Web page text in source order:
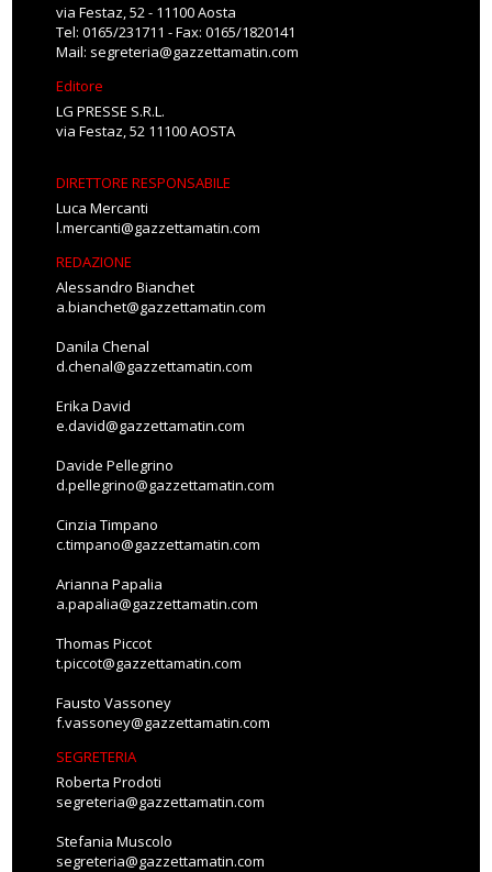
via Festaz, 52 - 11100 Aosta
Tel: 0165/231711 - Fax: 0165/1820141
Mail: segreteria@gazzettamatin.com
Editore
LG PRESSE S.R.L.
via Festaz, 52 11100 AOSTA
DIRETTORE RESPONSABILE
Luca Mercanti
l.mercanti@gazzettamatin.com
REDAZIONE
Alessandro Bianchet
a.bianchet@gazzettamatin.com
Danila Chenal
d.chenal@gazzettamatin.com
Erika David
e.david@gazzettamatin.com
Davide Pellegrino
d.pellegrino@gazzettamatin.com
Cinzia Timpano
c.timpano@gazzettamatin.com
Arianna Papalia
a.papalia@gazzettamatin.com
Thomas Piccot
t.piccot@gazzettamatin.com
Fausto Vassoney
f.vassoney@gazzettamatin.com
SEGRETERIA
Roberta Prodoti
segreteria@gazzettamatin.com
Stefania Muscolo
segreteria@gazzettamatin.com